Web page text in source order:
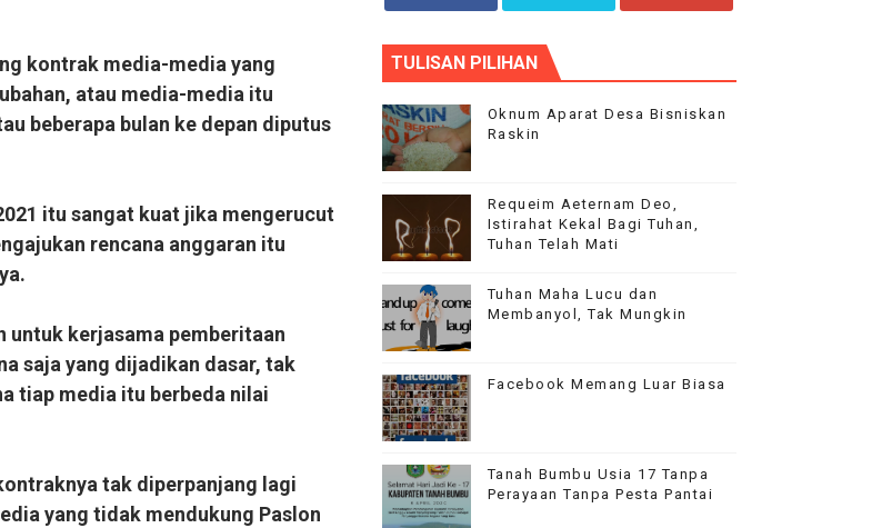
kontrak media-media yang
atau media-media itu
beberapa bulan ke depan diputus
itu sangat kuat jika mengerucut
rencana anggaran itu
untuk kerjasama pemberitaan
saja yang dijadikan dasar, tak
tiap media itu berbeda nilai
tak diperpanjang lagi
yang tidak mendukung Paslon
Aplha Blog
Our flagship theme is highly customizable through
the options panel, so you can modify the design,
layout and typography.
TULISAN PILIHAN
Oknum Aparat Desa Bisniskan
Raskin
Requeim Aeternam Deo,
Istirahat Kekal Bagi Tuhan,
Tuhan Telah Mati
Tuhan Maha Lucu dan
Membanyol, Tak Mungkin
Facebook Memang Luar Biasa
Tanah Bumbu Usia 17 Tanpa
Perayaan Tanpa Pesta Pantai